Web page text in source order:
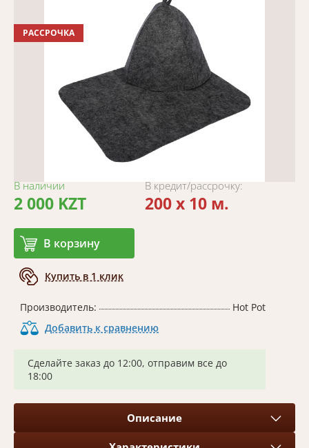
РАССРОЧКА
В наличии
2 000 KZT
В корзину
Купить в 1 клик
В кредит/рассрочку:
200 x 10 м.
Производитель:
Hot Pot
Добавить к сравнению
Сделайте заказ до 12:00, отправим все до
18:00
Описание